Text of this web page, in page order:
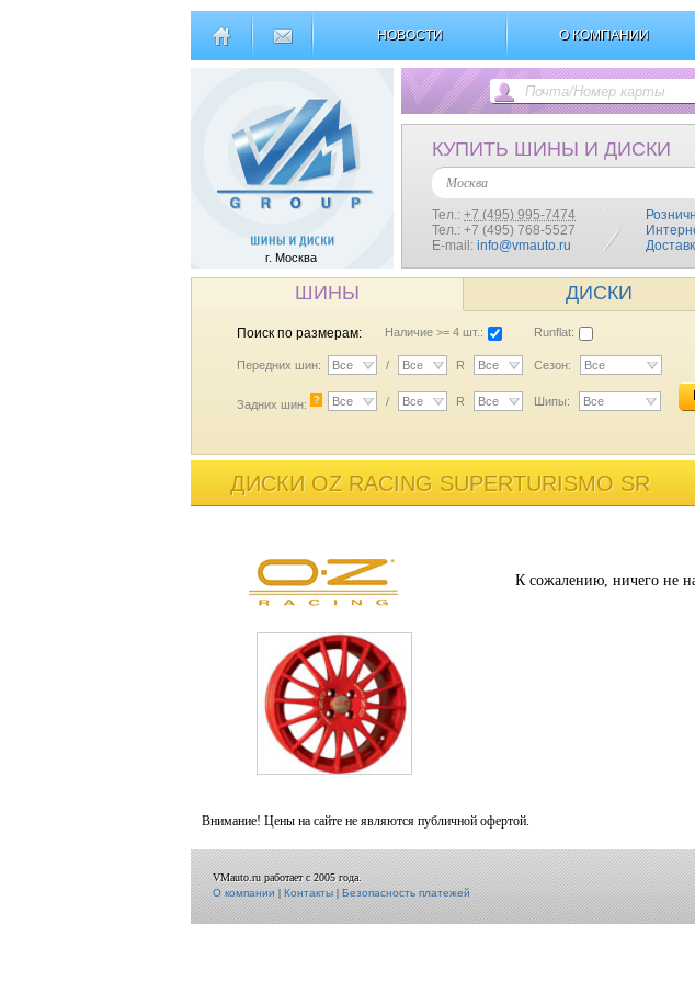
НОВОСТИ О КОМПАНИИ
г. Москва
КУПИТЬ ШИНЫ И ДИСКИ
Москва
Тел.: +7 (495) 995-7474
Тел.: +7 (495) 768-5527
E-mail: info@vmauto.ru
ШИНЫ ДИСКИ
Поиск по размерам: Наличие >= 4 шт.: Runflat:
Передних шин: Все / Все R Все Сезон: Все
Задних шин: ? Все / Все R Все Шипы: Все
ДИСКИ OZ RACING SUPERTURISMO SR
К сожалению, ничего не
Внимание! Цены на сайте не являются публичной офертой.
VMauto.ru работает с 2005 года.
О компании|Контакты|Безопасность платежей